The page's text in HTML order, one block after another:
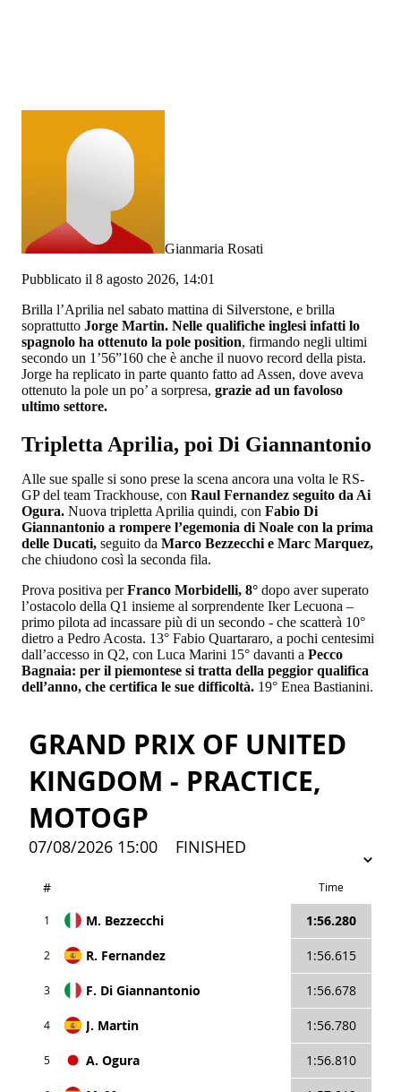
Gianmaria Rosati
Pubblicato il 8 agosto 2026, 14:01
Brilla l’Aprilia nel sabato mattina di Silverstone, e brilla
soprattutto Jorge Martin. Nelle qualifiche inglesi infatti lo
spagnolo ha ottenuto la pole position, firmando negli ultimi
secondo un 1’56”160 che è anche il nuovo record della pista.
Jorge ha replicato in parte quanto fatto ad Assen, dove aveva
ottenuto la pole un po’ a sorpresa, grazie ad un favoloso
ultimo settore.
Tripletta Aprilia, poi Di Giannantonio
Alle sue spalle si sono prese la scena ancora una volta le RS-
GP del team Trackhouse, con Raul Fernandez seguito da Ai
Ogura. Nuova tripletta Aprilia quindi, con Fabio Di
Giannantonio a rompere l’egemonia di Noale con la prima
delle Ducati, seguito da Marco Bezzecchi e Marc Marquez,
che chiudono così la seconda fila.
Prova positiva perFranco Morbidelli, 8° dopo aver superato
l’ostacolo della Q1 insieme al sorprendente Iker Lecuona –
primo pilota ad incassare più di un secondo - che scatterà 10°
dietro a Pedro Acosta. 13° Fabio Quartararo, a pochi centesimi
dall’accesso in Q2, con Luca Marini 15° davanti a Pecco
Bagnaia: per il piemontese si tratta della peggior qualifica
dell’anno, che certifica le sue difficoltà. 19° Enea Bastianini.